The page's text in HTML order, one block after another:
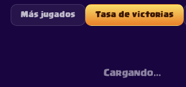
Más jugados Tasa de victorias
Cargando…